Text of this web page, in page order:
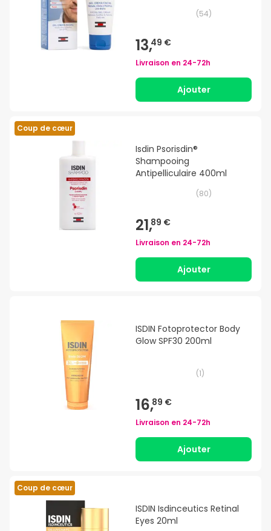
(54)
13,49 €
Livraison en 24-72h
Ajouter
Coup de cœur
Isdin Psorisdin®
Shampooing
Antipelliculaire 400ml
(80)
21,89 €
Livraison en 24-72h
Ajouter
ISDIN Fotoprotector Body
Glow SPF30 200ml
(1)
16,89 €
Livraison en 24-72h
Ajouter
Coup de cœur
ISDIN Isdinceutics Retinal
Eyes 20ml